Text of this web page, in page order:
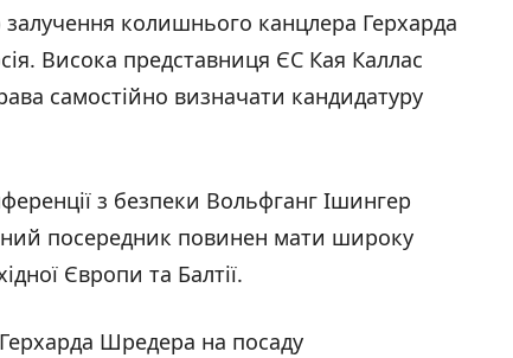
колишнього канцлера Герхарда
Висока представниця ЄС Кая Каллас
самостійно визначати кандидатуру
з безпеки Вольфганг Ішингер
посередник повинен мати широку
Європи та Балтії.
Шредера на посаду